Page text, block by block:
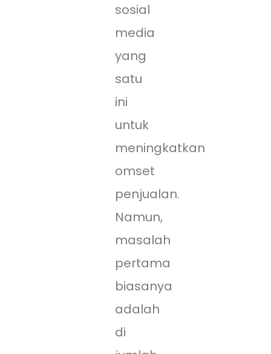
sosial
media
yang
satu
ini
untuk
meningkatkan
omset
penjualan.
Namun,
masalah
pertama
biasanya
adalah
di